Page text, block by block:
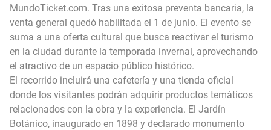
MundoTicket.com. Tras una exitosa preventa bancaria, la
venta general quedó habilitada el 1 de junio. El evento se
suma a una oferta cultural que busca reactivar el turismo
en la ciudad durante la temporada invernal, aprovechando
el atractivo de un espacio público histórico.
El recorrido incluirá una cafetería y una tienda oficial
donde los visitantes podrán adquirir productos temáticos
relacionados con la obra y la experiencia. El Jardín
Botánico, inaugurado en 1898 y declarado monumento